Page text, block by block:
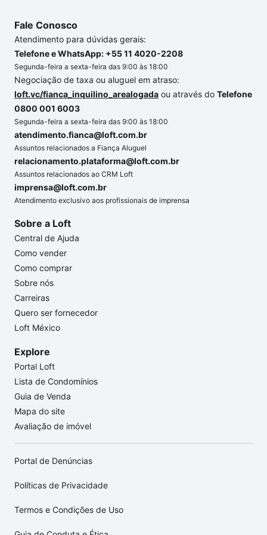
Fale Conosco
Atendimento para dúvidas gerais:
Telefone e WhatsApp: +55 11 4020-2208
Segunda-feira a sexta-feira das 9:00 às 18:00
Negociação de taxa ou aluguel em atraso:
loft.vc/fianca_inquilino_arealogada ou através do Telefone
0800 001 6003
Segunda-feira a sexta-feira das 9:00 às 18:00
atendimento.fianca@loft.com.br
Assuntos relacionados a Fiança Aluguel
relacionamento.plataforma@loft.com.br
Assuntos relacionados ao CRM Loft
imprensa@loft.com.br
Atendimento exclusivo aos profissionais de imprensa
Sobre a Loft
Central de Ajuda
Como vender
Como comprar
Sobre nós
Carreiras
Quero ser fornecedor
Loft México
Explore
Portal Loft
Lista de Condomínios
Guia de Venda
Mapa do site
Avaliação de imóvel
Portal de Denúncias
Políticas de Privacidade
Termos e Condições de Uso